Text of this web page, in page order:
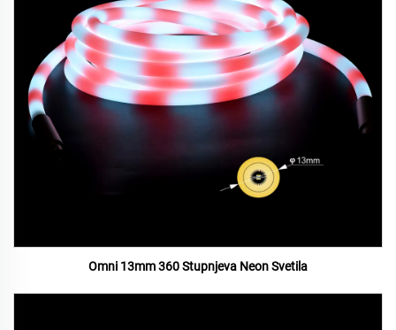
Omni 13mm 360 Stupnjeva Neon Svetila